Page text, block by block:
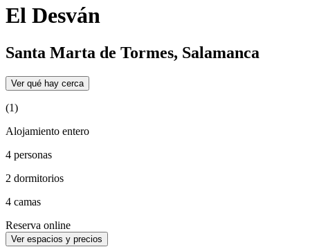
El Desván
Santa Marta de Tormes, Salamanca
Ver qué hay cerca
(1)
Alojamiento entero
4 personas
2 dormitorios
4 camas
Reserva online
Ver espacios y precios